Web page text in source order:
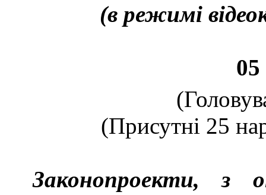
(в режимі
05
(Присутні 25
Законопроекти, з